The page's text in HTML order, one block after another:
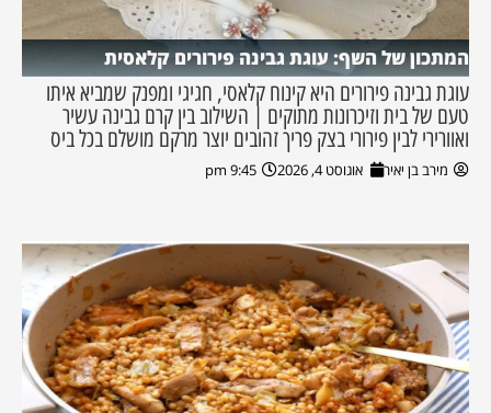
המתכון של השף: עוגת גבינה פירורים קלאסית
עוגת גבינה פירורים היא קינוח קלאסי, חגיגי ומפנק שמביא איתו
טעם של בית וזיכרונות מתוקים | השילוב בין קרם גבינה עשיר
ואוורירי לבין פירורי בצק פריך זהובים יוצר מרקם מושלם בכל ביס
מירב בן יאיר אוגוסט 4, 2026 9:45 pm